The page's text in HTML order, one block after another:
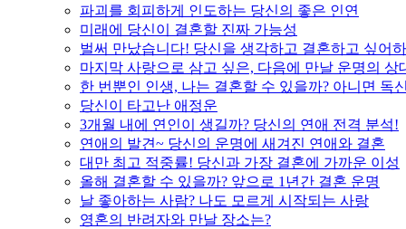
파괴를 회피하게 인도하는 당신의 좋은 인연
미래에 당신이 결혼할 진짜 가능성
벌써 만났습니다! 당신을 생각하고 결혼하고 싶어
마지막 사랑으로 삼고 싶은, 다음에 만날 운명의 상
한 번뿐인 인생, 나는 결혼할 수 있을까? 아니면 독
당신이 타고난 애정운
3개월 내에 연인이 생길까? 당신의 연애 전격 분석!
연애의 발견~ 당신의 운명에 새겨진 연애와 결혼
대만 최고 적중률! 당신과 가장 결혼에 가까운 이성
올해 결혼할 수 있을까? 앞으로 1년간 결혼 운명
날 좋아하는 사람? 나도 모르게 시작되는 사랑
영혼의 반려자와 만날 장소는?